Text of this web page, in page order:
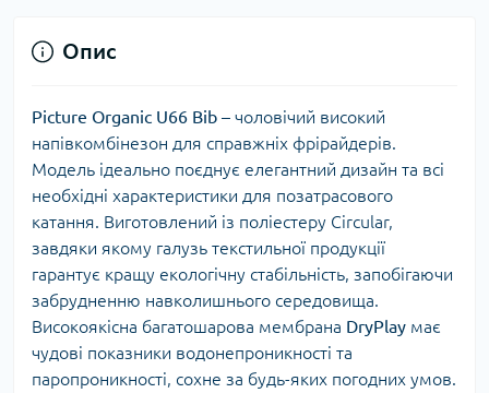
Опис
Picture Organic U66 Bib – чоловічий високий
напівкомбінезон для справжніх фрірайдерів.
Модель ідеально поєднує елегантний дизайн та всі
необхідні характеристики для позатрасового
катання. Виготовлений із поліестеру Circular,
завдяки якому галузь текстильної продукції
гарантує кращу екологічну стабільність, запобігаючи
забрудненню навколишнього середовища.
Високоякісна багатошарова мембрана DryPlay має
чудові показники водонепроникності та
паропроникності, сохне за будь-яких погодних умов.